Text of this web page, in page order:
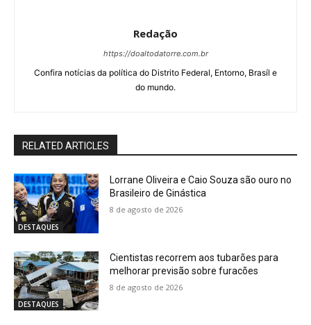
Redação
https://doaltodatorre.com.br
Confira notícias da política do Distrito Federal, Entorno, Brasíl e
do mundo.
RELATED ARTICLES
DESTAQUES
Lorrane Oliveira e Caio Souza são ouro no
Brasileiro de Ginástica
8 de agosto de 2026
DESTAQUES
Cientistas recorrem aos tubarões para
melhorar previsão sobre furacões
8 de agosto de 2026